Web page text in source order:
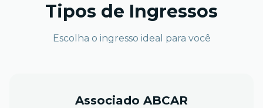
Tipos de Ingressos
Escolha o ingresso ideal para você
Associado ABCAR